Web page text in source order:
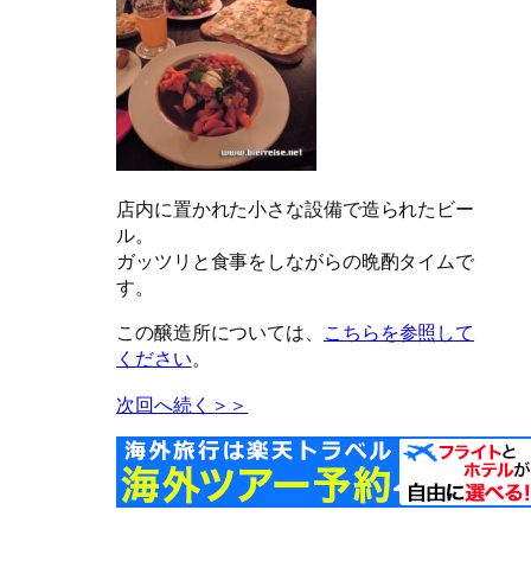
店内に置かれた小さな設備で造られたビー
ル。
ガッツリと食事をしながらの晩酌タイムで
す。
この醸造所については、 こちらを参照して
ください。
次回へ続く＞＞